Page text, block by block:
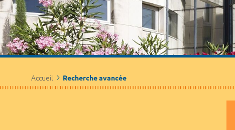
Accueil Recherche avancée